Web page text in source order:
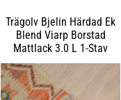
kontor och kaféer - eller på de
ställen i hemmet där golvet
behöver klara lite extra. Den
mattlackade ytan skyddar mot
fläckar och gör golvet lätt att
underhålla.
Trägolv Bjelin Härdad Ek
Blend Viarp Borstad
Mattlack 3.0 L 1-Stav